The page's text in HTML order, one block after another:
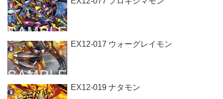
EX12-017 ウォーグレイモン
EX12-019 ナタモン